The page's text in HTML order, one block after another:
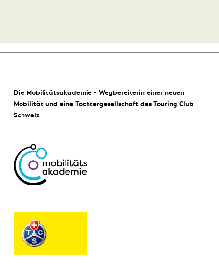
Die Mobilitätsakademie - Wegbereiterin einer neuen
Mobilität und eine Tochtergesellschaft des Touring Club
Schweiz